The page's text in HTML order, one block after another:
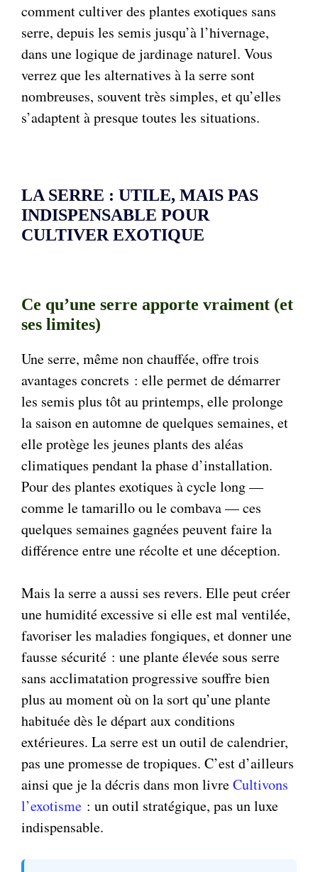
comment cultiver des plantes exotiques sans
serre, depuis les semis jusqu’à l’hivernage,
dans une logique de jardinage naturel. Vous
verrez que les alternatives à la serre sont
nombreuses, souvent très simples, et qu’elles
s’adaptent à presque toutes les situations.
LA SERRE : UTILE, MAIS PAS
INDISPENSABLE POUR
CULTIVER EXOTIQUE
Ce qu’une serre apporte vraiment (et
ses limites)
Une serre, même non chauffée, offre trois
avantages concrets : elle permet de démarrer
les semis plus tôt au printemps, elle prolonge
la saison en automne de quelques semaines, et
elle protège les jeunes plants des aléas
climatiques pendant la phase d’installation.
Pour des plantes exotiques à cycle long —
comme le tamarillo ou le combava — ces
quelques semaines gagnées peuvent faire la
différence entre une récolte et une déception.
Mais la serre a aussi ses revers. Elle peut créer
une humidité excessive si elle est mal ventilée,
favoriser les maladies fongiques, et donner une
fausse sécurité : une plante élevée sous serre
sans acclimatation progressive souffre bien
plus au moment où on la sort qu’une plante
habituée dès le départ aux conditions
extérieures. La serre est un outil de calendrier,
pas une promesse de tropiques. C’est d’ailleurs
ainsi que je la décris dans mon livreCultivons
l’exotisme : un outil stratégique, pas un luxe
indispensable.